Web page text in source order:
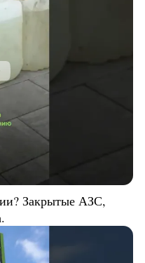
Закрытые АЗС,